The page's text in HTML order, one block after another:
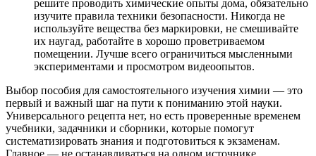
решите проводить химические опыты дома, обязательно
изучите правила техники безопасности. Никогда не
используйте вещества без маркировки, не смешивайте
их наугад, работайте в хорошо проветриваемом
помещении. Лучше всего ограничиться мысленными
экспериментами и просмотром видеоопытов.
Выбор пособия для самостоятельного изучения химии — это
первый и важный шаг на пути к пониманию этой науки.
Универсального рецепта нет, но есть проверенные временем
учебники, задачники и сборники, которые помогут
систематизировать знания и подготовиться к экзаменам.
Главное — не останавливаться на одном источнике,